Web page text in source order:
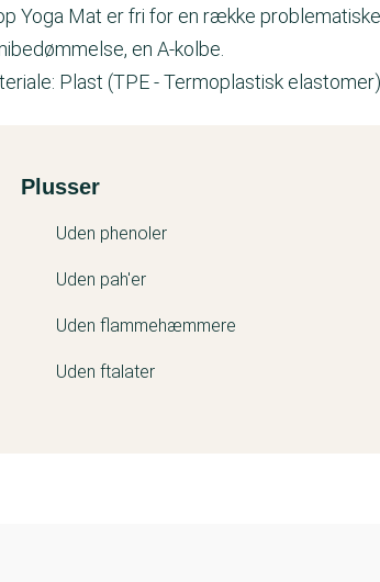
Yoga Mat er fri for en række
en A-kolbe.
Plast (TPE - Termoplastisk
Kemitest
Plusser
Uden phenoler
Uden pah'er
Uden flammehæmmere
Uden ftalater